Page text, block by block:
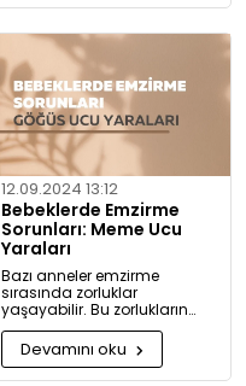
12.09.2024 13:12
Bebeklerde Emzirme
Sorunları: Meme Ucu
Yaraları
Bazı anneler emzirme
sırasında zorluklar
yaşayabilir. Bu zorlukların
başında meme ucu yaraları
ve emzirme sırasında
hissedilen acı gelir.
Devamını oku